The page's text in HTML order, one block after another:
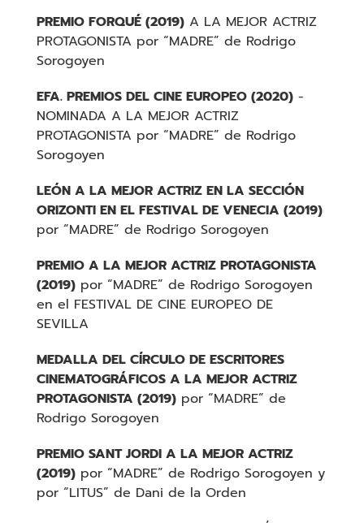
PREMIO FORQUÉ (2019)A LA MEJOR ACTRIZ
PROTAGONISTA por “MADRE” de Rodrigo
Sorogoyen
EFA. PREMIOS DEL CINE EUROPEO (2020)-
NOMINADA A LA MEJOR ACTRIZ
PROTAGONISTA por “MADRE” de Rodrigo
Sorogoyen
LEÓNA LA MEJOR ACTRIZ EN LA SECCIÓN
ORIZONTI EN EL FESTIVAL DE VENECIA (2019)
por “MADRE” de Rodrigo Sorogoyen
PREMIO A LA MEJOR ACTRIZ PROTAGONISTA
(2019)por “MADRE” de Rodrigo Sorogoyen
en el FESTIVAL DE CINE EUROPEO DE
SEVILLA
MEDALLA DEL CÍRCULO DE ESCRITORES
CINEMATOGRÁFICOS A LA MEJOR ACTRIZ
PROTAGONISTA (2019)por “MADRE” de
Rodrigo Sorogoyen
PREMIO SANT JORDI A LA MEJOR ACTRIZ
(2019)por “MADRE” de Rodrigo Sorogoyen y
por “LITUS” de Dani de la Orden